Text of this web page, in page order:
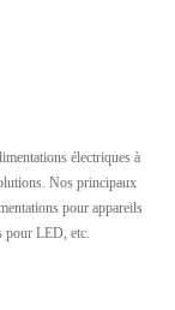
électriques à
Nos principaux
pour appareils
pour LED, etc.